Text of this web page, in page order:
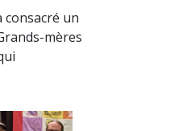
consacré un
mères